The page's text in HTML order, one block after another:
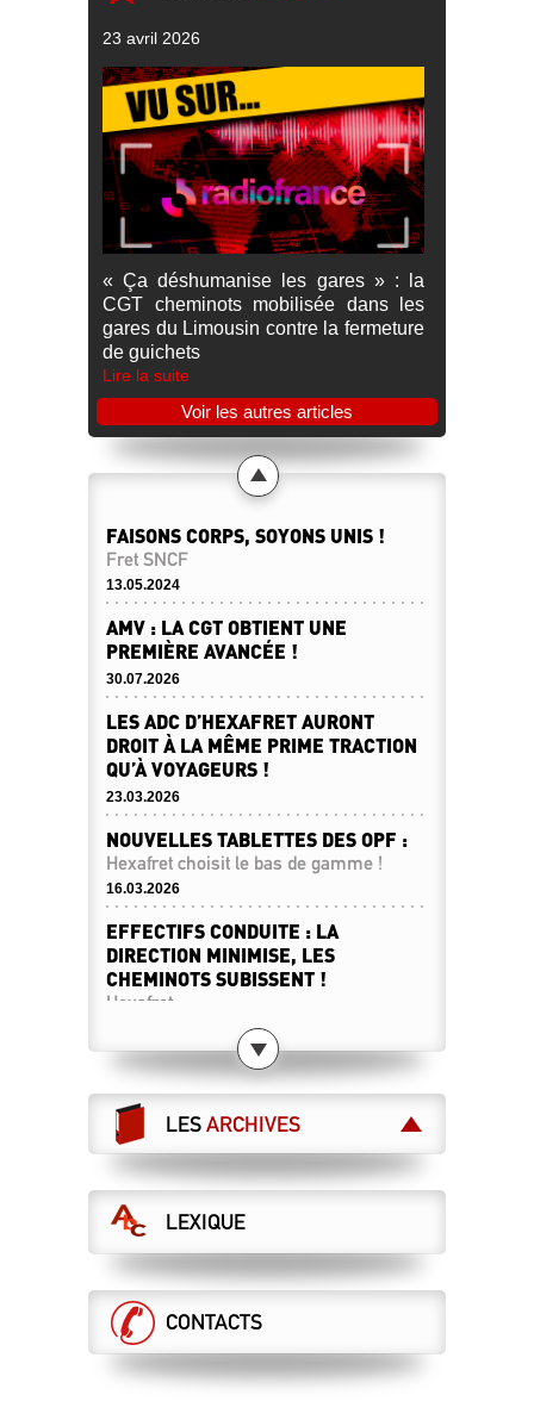
23 avril 2026
« Ça déshumanise les gares » : la
CGT cheminots mobilisée dans les
gares du Limousin contre la fermeture
de guichets
Lire la suite
Voir les autres articles
FAISONS CORPS, SOYONS UNIS !
Fret SNCF
13.05.2024
AMV : LA CGT OBTIENT UNE
PREMIÈRE AVANCÉE !
30.07.2026
LES ADC D’HEXAFRET AURONT
DROIT À LA MÊME PRIME TRACTION
QU’À VOYAGEURS !
23.03.2026
NOUVELLES TABLETTES DES OPF :
Hexafret choisit le bas de gamme !
16.03.2026
EFFECTIFS CONDUITE : LA
DIRECTION MINIMISE, LES
CHEMINOTS SUBISSENT !
Hexafret
LA DIRECTION VEUT NOUS FAIRE
PAYER LES « AVANCÉES »
OBTENUES À VOYAGEURS !
Prime Traction à Hexafret
HEXAFRET : DES EFFECTIFS EN
BAISSE, ET DES CONDITIONS DE
TRAVAIL QUI SE DÉGRADENT !
13.01.2026
RÉSULTAT FINANCIER HEXAFRET,
UNE SITUATION EN TROMPE L’ŒIL
Fret
LESARCHIVES
LEXIQUE
CONTACTS